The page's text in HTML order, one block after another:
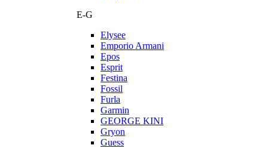
E-G
Elysee
Emporio Armani
Epos
Esprit
Festina
Fossil
Furla
Garmin
GEORGE KINI
Gryon
Guess